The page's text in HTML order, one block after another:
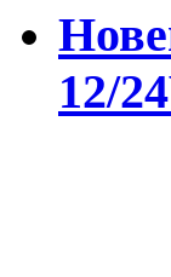
12/